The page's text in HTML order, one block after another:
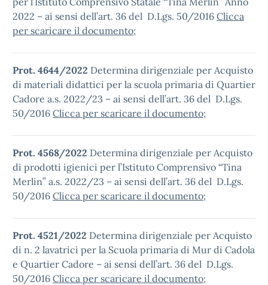
2022 – ai sensi dell’art. 36 del D.Lgs. 50/2016 Clicca
per scaricare il documento;
Prot. 4644/2022 Determina dirigenziale per Acquisto
di materiali didattici per la scuola primaria di Quartier
Cadore a.s. 2022/23 – ai sensi dell’art. 36 del D.Lgs.
50/2016 Clicca per scaricare il documento;
Prot. 4568/2022 Determina dirigenziale per Acquisto
di prodotti igienici per l’Istituto Comprensivo “Tina
Merlin” a.s. 2022/23 – ai sensi dell’art. 36 del D.Lgs.
50/2016 Clicca per scaricare il documento;
Prot. 4521/2022 Determina dirigenziale per Acquisto
di n. 2 lavatrici per la Scuola primaria di Mur di Cadola
e Quartier Cadore – ai sensi dell’art. 36 del D.Lgs.
50/2016 Clicca per scaricare il documento;